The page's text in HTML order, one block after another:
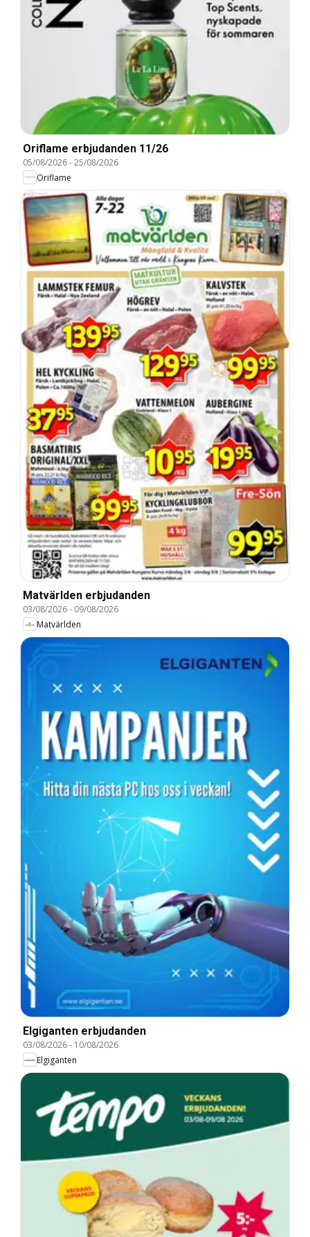
Oriflame erbjudanden 11/26
05/08/2026-25/08/2026
Oriflame
Matvärlden erbjudanden
03/08/2026- 09/08/2026
Matvärlden
Elgiganten erbjudanden
03/08/2026- 10/08/2026
Elgiganten